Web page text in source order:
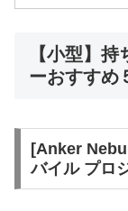
【小型】
ーおすすめ
[Anker
バイル プロ